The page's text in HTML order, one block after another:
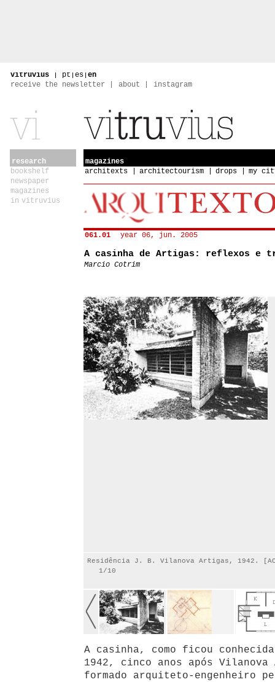
vitruvius | pt | es | en
receive the newsletter
about instagram
research
bookshelf
newspaper
magazines
in vitruvius
magazines
architexts
architectourism drops my
061.01 year 06, jun. 2005
A casinha de Artigas: reflexos e
Marcio Cotrim
Residência J. B. Vilanova Artigas, 1942.
1/10
A casinha, como ficou
1942, cinco anos após
formado arquiteto-engenheiro